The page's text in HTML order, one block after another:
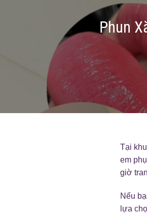
Phun
Tại
em
giờ
Nếu
lựa